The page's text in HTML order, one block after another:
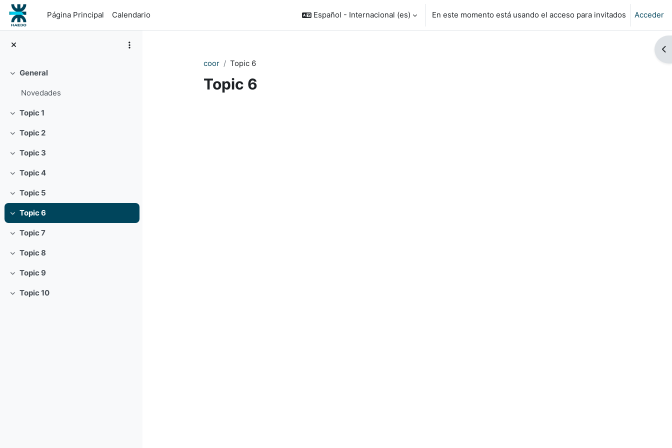
Salta al contenido principal
Página Principal
Calendario Español - Internacional ‎(es)‎ En este momento está usando el acceso para invitados Acceder
Colapsar
General
Novedades
Colapsar
Topic 1
Colapsar
Topic 2
Colapsar
Topic 3
Colapsar
Topic 4
Colapsar
Topic 5
Colapsar
Topic 6
Colapsar
Topic 7
Colapsar
Topic 8
Colapsar
Topic 9
Colapsar
Topic 10
coor
Topic 6
Topic 6